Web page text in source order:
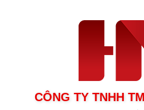
CÔNG TY TNHH